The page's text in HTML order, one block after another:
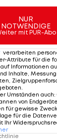
der 50-
wunderbar."
könnte bei
sagt er
"Sag
er aber
verstehe
vollständig."
NUR
NOTWENDIGE
mit PUR-Abo
verarbeiten
Attribute für die
Informationen
Inhalte,
.
Umständen auch:
von
für gewisse
für die
Ihr